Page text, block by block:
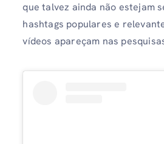
que talvez ainda não estejam
hashtags populares e
vídeos apareçam nas